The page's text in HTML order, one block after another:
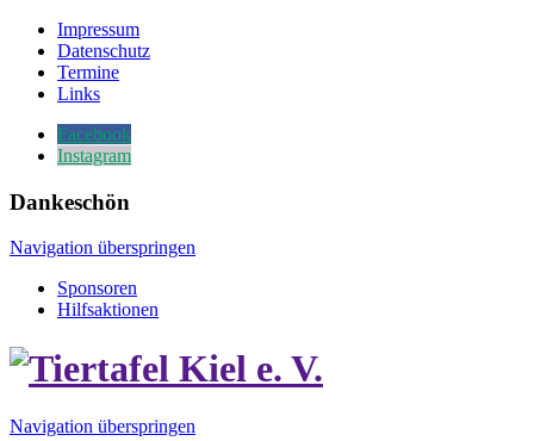
Impressum
Datenschutz
Termine
Links
Facebook
Instagram
Dankeschön
Navigation überspringen
Sponsoren
Hilfsaktionen
Navigation überspringen